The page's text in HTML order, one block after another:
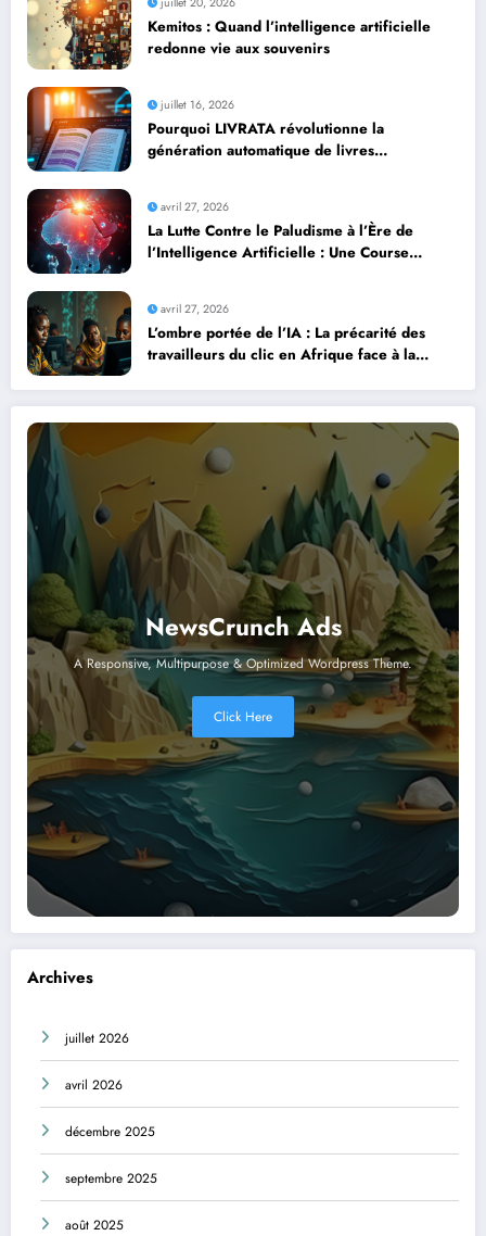
Kemitos : Quand l’intelligence artificielle
redonne vie aux souvenirs
juillet 16, 2026
Pourquoi LIVRATA révolutionne la
génération automatique de livres
avril 27, 2026
La Lutte Contre le Paludisme à l’Ère de
l’Intelligence Artificielle : Une Course
avril 27, 2026
L’ombre portée de l’IA : La précarité des
travailleurs du clic en Afrique face à la
NewsCrunch Ads
A Responsive, Multipurpose & Optimized Wordpress Theme.
Click Here
Archives
juillet 2026
avril 2026
décembre 2025
septembre 2025
août 2025